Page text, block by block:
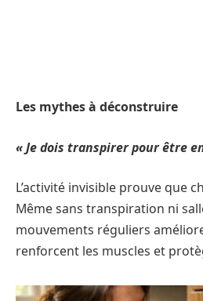
Les mythes à déconstruire
« Je dois transpirer pour être
L’activité invisible prouve que
Même sans transpiration ni
mouvements réguliers
renforcent les muscles et